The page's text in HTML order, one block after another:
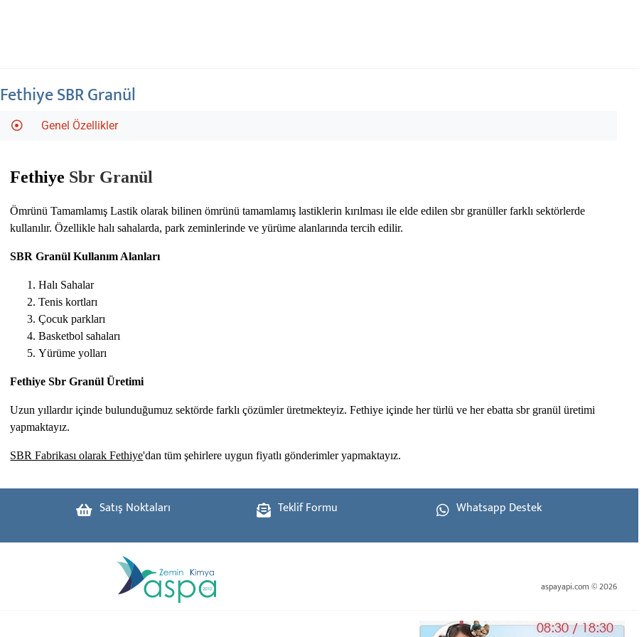
Fethiye SBR Granül
Genel Özellikler
Fethiye Sbr Granül
Ömrünü Tamamlamış Lastik olarak bilinen ömrünü tamamlamış lastiklerin kırılması ile elde edilen sbr granüller farklı sektörlerde
kullanılır. Özellikle halı sahalarda, park zeminlerinde ve yürüme alanlarında tercih edilir.
SBR Granül Kullanım Alanları
Halı Sahalar
Tenis kortları
Çocuk parkları
Basketbol sahaları
Yürüme yolları
Fethiye Sbr Granül Üretimi
Uzun yıllardır içinde bulunduğumuz sektörde farklı çözümler üretmekteyiz. Fethiye içinde her türlü ve her ebatta sbr granül üretimi
yapmaktayız.
SBR Fabrikası olarak Fethiye'dan tüm şehirlere uygun fiyatlı gönderimler yapmaktayız.
Satış Noktaları Teklif Formu Whatsapp Destek
aspayapi.com © 2026